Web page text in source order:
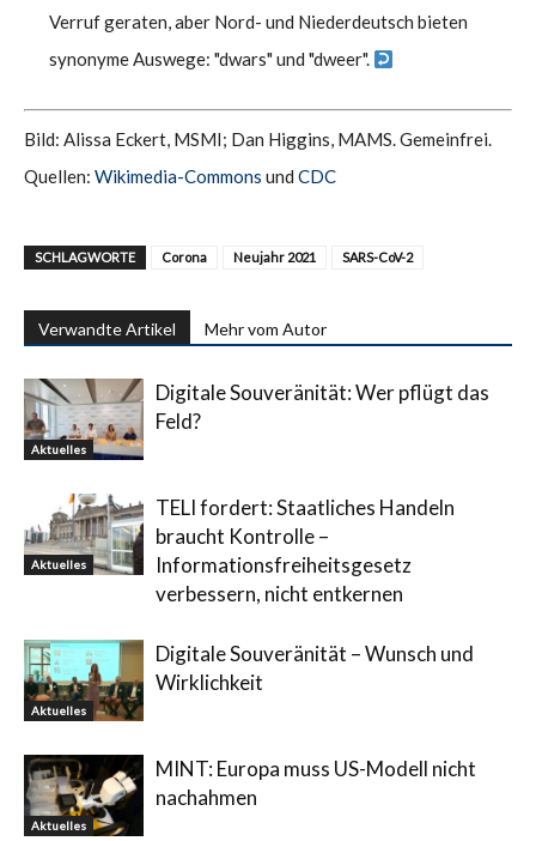
Verruf geraten, aber Nord- und Niederdeutsch bieten
synonyme Auswege: "dwars" und "dweer".
Bild: Alissa Eckert, MSMI; Dan Higgins, MAMS. Gemeinfrei.
Quellen: Wikimedia-Commons und CDC
SCHLAGWORTE Corona Neujahr 2021 SARS-CoV-2
Verwandte Artikel Mehr vom Autor
Aktuelles
Digitale Souveränität: Wer pflügt das
Feld?
Aktuelles
TELI fordert: Staatliches Handeln
braucht Kontrolle –
Informationsfreiheitsgesetz
verbessern, nicht entkernen
Aktuelles
Digitale Souveränität – Wunsch und
Wirklichkeit
Aktuelles
MINT: Europa muss US-Modell nicht
nachahmen